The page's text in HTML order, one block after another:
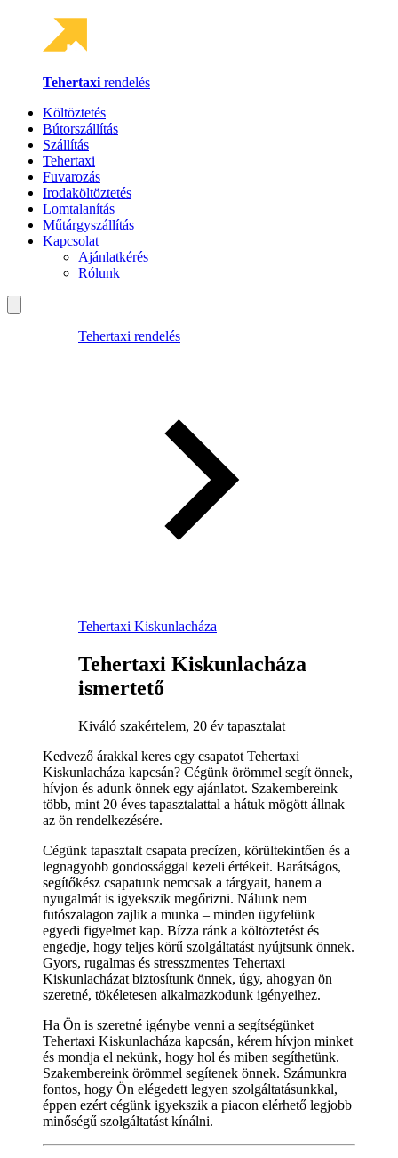
Tehertaxi rendelés
Költöztetés
Bútorszállítás
Szállítás
Tehertaxi
Fuvarozás
Irodaköltöztetés
Lomtalanítás
Műtárgyszállítás
Kapcsolat
Ajánlatkérés
Rólunk
Tehertaxi rendelés
Tehertaxi Kiskunlacháza
Tehertaxi Kiskunlacháza
ismertető
Kiváló szakértelem, 20 év tapasztalat
Kedvező árakkal keres egy csapatot Tehertaxi
Kiskunlacháza kapcsán? Cégünk örömmel segít önnek,
hívjon és adunk önnek egy ajánlatot. Szakembereink
több, mint 20 éves tapasztalattal a hátuk mögött állnak
az ön rendelkezésére.
Cégünk tapasztalt csapata precízen, körültekintően és a
legnagyobb gondossággal kezeli értékeit. Barátságos,
segítőkész csapatunk nemcsak a tárgyait, hanem a
nyugalmát is igyekszik megőrizni. Nálunk nem
futószalagon zajlik a munka – minden ügyfelünk
egyedi figyelmet kap. Bízza ránk a költöztetést és
engedje, hogy teljes körű szolgáltatást nyújtsunk önnek.
Gyors, rugalmas és stresszmentes Tehertaxi
Kiskunlacházat biztosítunk önnek, úgy, ahogyan ön
szeretné, tökéletesen alkalmazkodunk igényeihez.
Ha Ön is szeretné igénybe venni a segítségünket
Tehertaxi Kiskunlacháza kapcsán, kérem hívjon minket
és mondja el nekünk, hogy hol és miben segíthetünk.
Szakembereink örömmel segítenek önnek. Számunkra
fontos, hogy Ön elégedett legyen szolgáltatásunkkal,
éppen ezért cégünk igyekszik a piacon elérhető legjobb
minőségű szolgáltatást kínálni.